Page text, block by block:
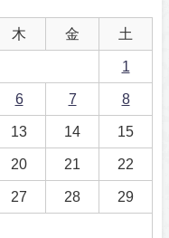
木 金 土
1
6 7 8
13 14 15
20 21 22
27 28 29